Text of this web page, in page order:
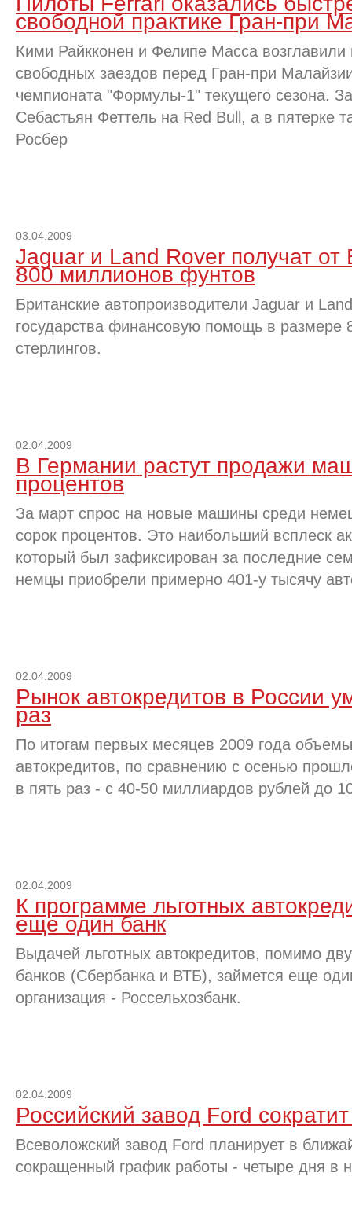
свободной практике Гран-при
Кими Райкконен и Фелипе Масса возглавили
свободных заездов перед Гран-при
чемпионата "Формулы-1" текущего сезона.
Себастьян Феттель на Red Bull, а в пятерке
Росбер
03.04.2009
Jaguar и Land Rover получат от
800 миллионов фунтов
Британские автопроизводители Jaguar и
государства финансовую помощь в размере
стерлингов.
02.04.2009
В Германии растут продажи
процентов
За март спрос на новые машины среди
сорок процентов. Это наибольший всплеск
который был зафиксирован за последние
немцы приобрели примерно 401-у тысячу
02.04.2009
Рынок автокредитов в России
раз
По итогам первых месяцев 2009 года
автокредитов, по сравнению с осенью
в пять раз - с 40-50 миллиардов рублей до
02.04.2009
К программе льготных
еще один банк
Выдачей льготных автокредитов, помимо
банков (Сбербанка и ВТБ), займется еще
организация - Россельхозбанк.
02.04.2009
Российский завод Ford
Всеволожский завод Ford планирует в
сокращенный график работы - четыре дня в